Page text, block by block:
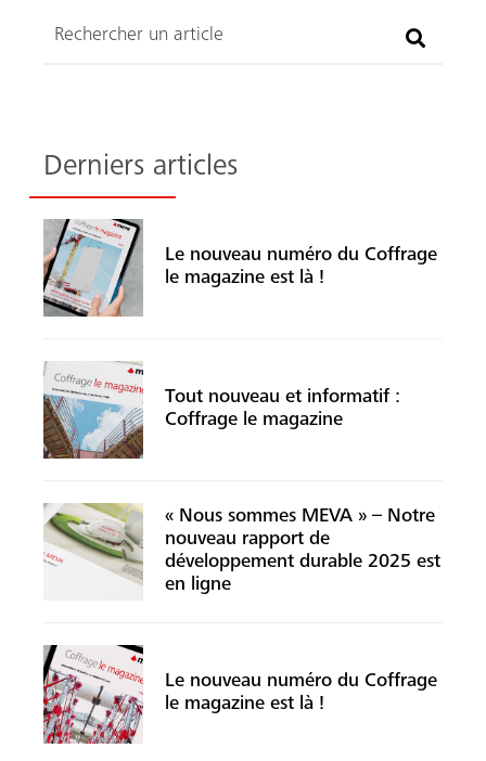
Recherche
Derniers articles
Le nouveau numéro du Coffrage
le magazine est là !
Tout nouveau et informatif :
Coffrage le magazine
« Nous sommes MEVA » – Notre
nouveau rapport de
développement durable 2025 est
en ligne
Le nouveau numéro du Coffrage
le magazine est là !